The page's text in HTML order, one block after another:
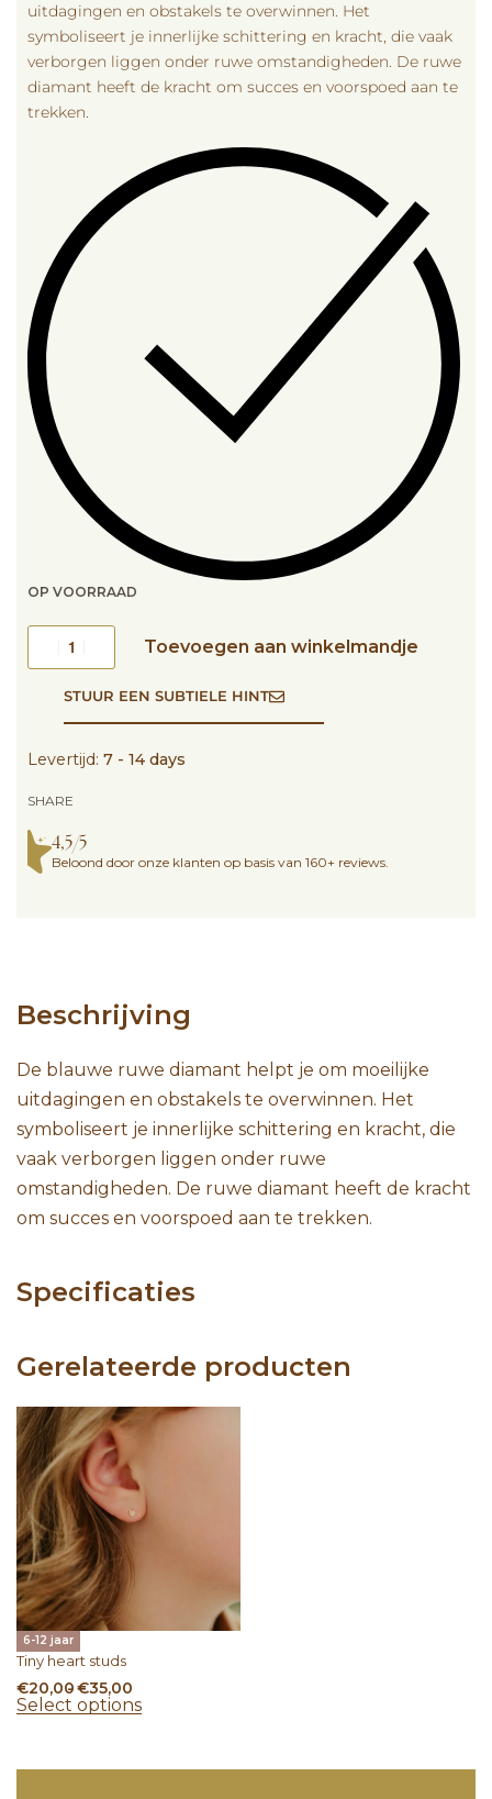
uitdagingen en obstakels te overwinnen. Het
symboliseert je innerlijke schittering en kracht, die vaak
verborgen liggen onder ruwe omstandigheden. De ruwe
diamant heeft de kracht om succes en voorspoed aan te
trekken.
OP VOORRAAD
Toevoegen aan winkelmandje
STUUR EEN SUBTIELE HINT
Levertijd: 7 - 14 days
SHARE
4,5/5
Beloond door onze klanten op basis van 160+ reviews.
Beschrijving
De blauwe ruwe diamant helpt je om moeilijke
uitdagingen en obstakels te overwinnen. Het
symboliseert je innerlijke schittering en kracht, die
vaak verborgen liggen onder ruwe
omstandigheden. De ruwe diamant heeft de kracht
om succes en voorspoed aan te trekken.
Specificaties
Gerelateerde producten
6-12 jaar
Tiny heart studs
€20,00€35,00
Select options